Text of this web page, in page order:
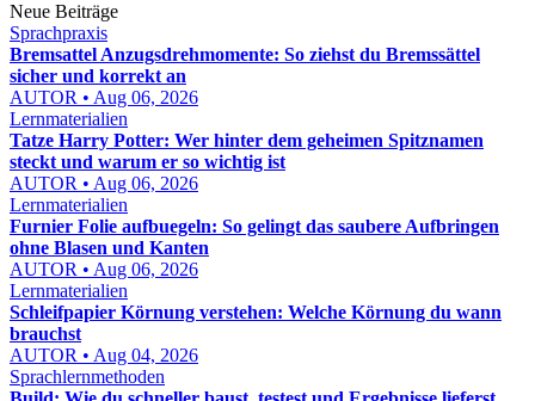
Neue Beiträge
Sprachpraxis
Bremsattel Anzugsdrehmomente: So ziehst du Bremssättel
sicher und korrekt an
AUTOR • Aug 06, 2026
Lernmaterialien
Tatze Harry Potter: Wer hinter dem geheimen Spitznamen
steckt und warum er so wichtig ist
AUTOR • Aug 06, 2026
Lernmaterialien
Furnier Folie aufbuegeln: So gelingt das saubere Aufbringen
ohne Blasen und Kanten
AUTOR • Aug 06, 2026
Lernmaterialien
Schleifpapier Körnung verstehen: Welche Körnung du wann
brauchst
AUTOR • Aug 04, 2026
Sprachlernmethoden